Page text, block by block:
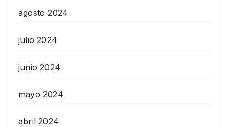
agosto 2024
julio 2024
junio 2024
mayo 2024
abril 2024